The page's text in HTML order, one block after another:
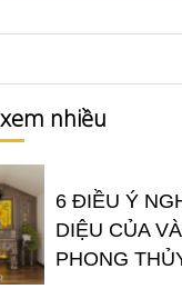
nhiều
6 ĐIỀU Ý
DIỆU CỦA
PHONG